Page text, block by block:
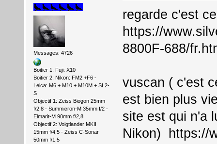
Messages: 4726
Boitier 1: Fuji: X10
Boitier 2: Nikon: FM2 +F6 -
Leica: M6 + M10 + M10M + SL2-
S
Objectif 1: Zeiss Biogon 25mm
f/2,8 - Summicron-M 35mm f/2 -
Elmarit-M 90mm f/2,8
Objectif 2: Voigtlander MKII
15mm f/4,5 - Zeiss C-Sonar
50mm f/1,5
regarde c'est
https://
8800F-688/
vuscan ( c'est
est bien plus
site est qui n'a
Nikon) https://